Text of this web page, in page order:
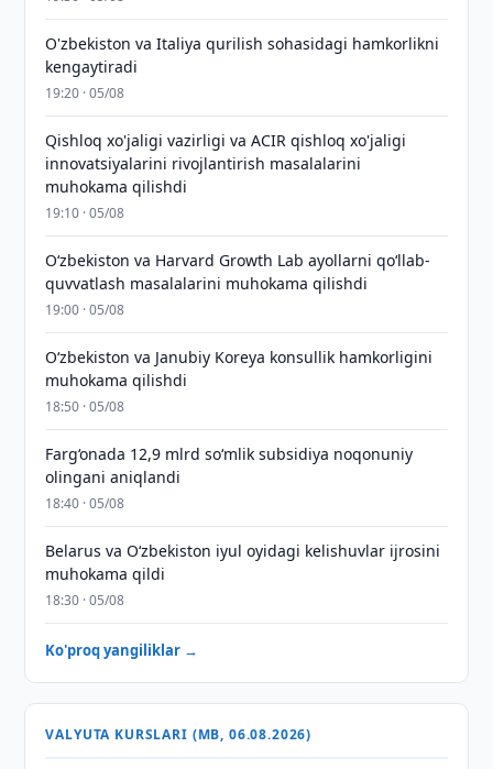
O'zbekiston va Italiya qurilish sohasidagi hamkorlikni
kengaytiradi
19:20 · 05/08
Qishloq xo'jaligi vazirligi va ACIR qishloq xo'jaligi
innovatsiyalarini rivojlantirish masalalarini
muhokama qilishdi
19:10 · 05/08
Oʻzbekiston va Harvard Growth Lab ayollarni qoʻllab-
quvvatlash masalalarini muhokama qilishdi
19:00 · 05/08
Oʻzbekiston va Janubiy Koreya konsullik hamkorligini
muhokama qilishdi
18:50 · 05/08
Farg‘onada 12,9 mlrd so‘mlik subsidiya noqonuniy
olingani aniqlandi
18:40 · 05/08
Belarus va O‘zbekiston iyul oyidagi kelishuvlar ijrosini
muhokama qildi
18:30 · 05/08
Ko'proq yangiliklar →
VALYUTA KURSLARI (MB, 06.08.2026)